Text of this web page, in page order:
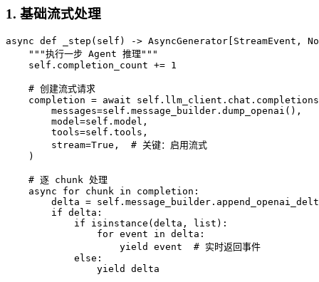
1. 基础流式处理
async def _step(self) -> AsyncGenerator[StreamEvent,
    """执行一步 Agent 推理"""
    self.completion_count += 1
    # 创建流式请求
completion = await
        messages=self.message_builder.dump_openai(),
        model=self.model,
        tools=self.tools,
        stream=True,  # 关键：启用流式
    )
    # 逐 chunk 处理
    async for chunk in completion:
delta =
        if delta:
            if isinstance(delta, list):
                for event in delta:
                    yield event  # 实时返回事件
            else: